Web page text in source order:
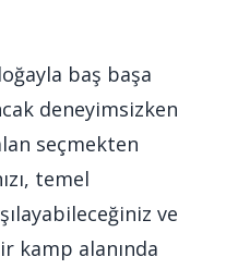
baş başa
deneyimsizken
seçmekten
temel
ve
kamp alanında